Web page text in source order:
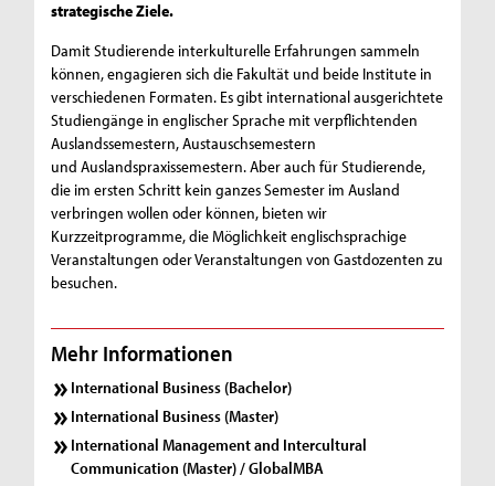
n
a
t
i
o
n
a
l
e
s
a
n
strategische Ziele.
Damit Studierende interkulturelle Erfahrungen sammeln
können, engagieren sich die Fakultät und beide Institute in
verschiedenen Formaten. Es gibt international ausgerichtete
Studiengänge in englischer Sprache mit verpflichtenden
Auslandssemestern, Austauschsemestern
und Auslandspraxissemestern. Aber auch für Studierende,
die im ersten Schritt kein ganzes Semester im Ausland
verbringen wollen oder können, bieten wir
Kurzzeitprogramme, die Möglichkeit englischsprachige
Veranstaltungen oder Veranstaltungen von Gastdozenten zu
besuchen.
Mehr Informationen
International Business (Bachelor)
International Business (Master)
International Management and Intercultural
Communication (Master) / GlobalMBA